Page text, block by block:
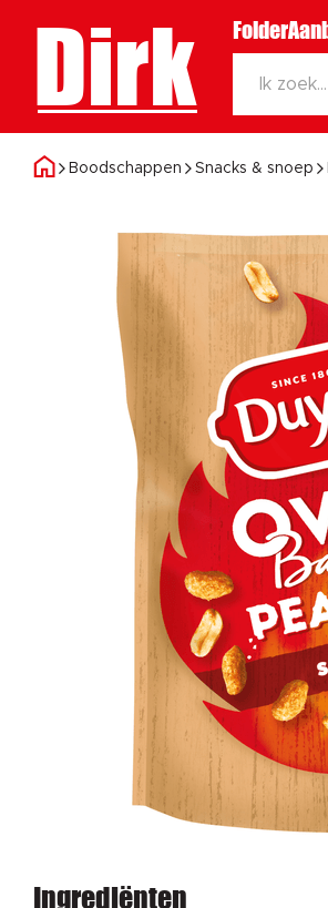
Dirk Folder
Boodschappen Snacks & snoep
Ingrediënten